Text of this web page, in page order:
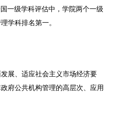
一级学科评估中，学院两个一级
学科排名第一。
展、适应社会主义市场经济要
府公共机构管理的高层次、应用